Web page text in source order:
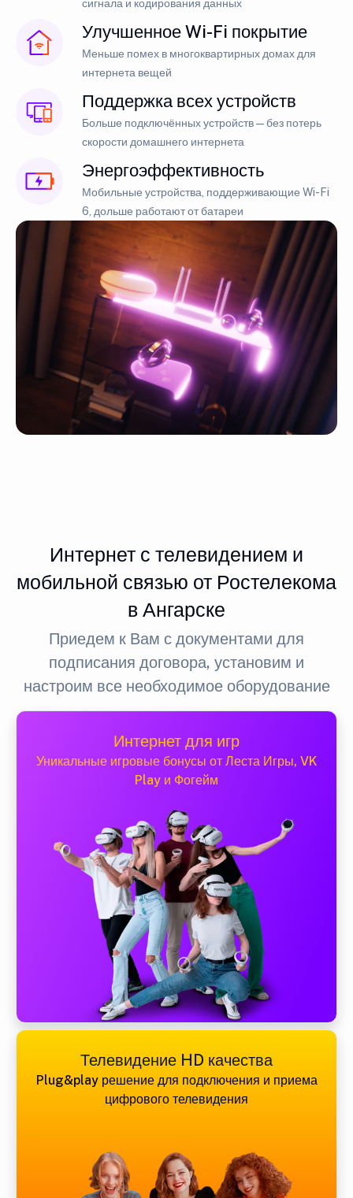
сигнала и кодирования данных
Улучшенное Wi-Fi покрытие
Меньше помех в многоквартирных домах для
интернета вещей
Поддержка всех устройств
Больше подключённых устройств — без потерь
скорости домашнего интернета
Энергоэффективность
Мобильные устройства, поддерживающие Wi-Fi
6, дольше работают от батареи
Интернет с телевидением и
мобильной связью от Ростелекома
в Ангарске
Приедем к Вам с документами для
подписания договора, установим и
настроим все необходимое оборудование
Интернет для игр
Уникальные игровые бонусы от Леста Игры, VK
Play и Фогейм
Телевидение HD качества
Plug&play решение для подключения и приема
цифрового телевидения